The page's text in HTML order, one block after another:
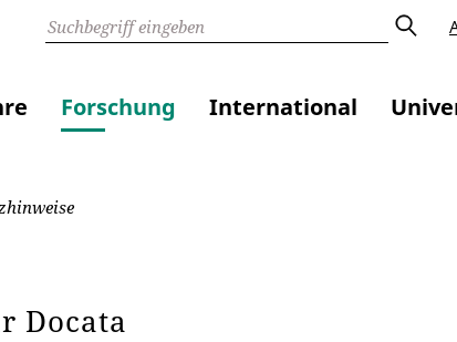
Forschung International
Docata